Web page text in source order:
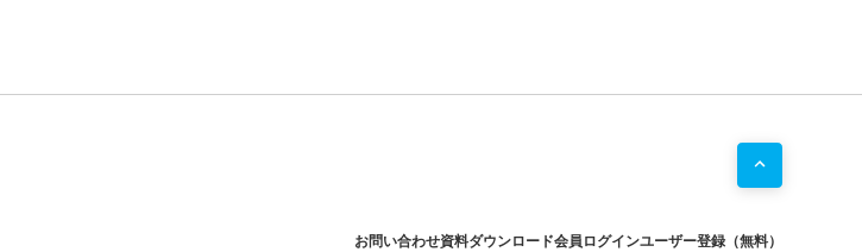
お問い合わせ資料ダウンロード会員ログインユーザー登録（無料）